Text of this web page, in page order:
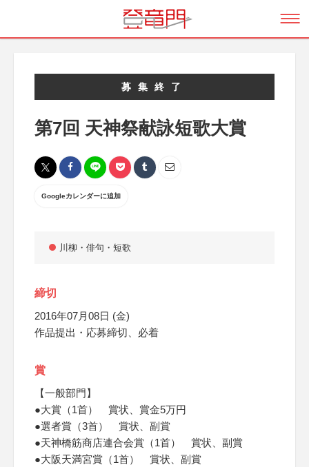
募集終了
第7回 天神祭献詠短歌大賞
Googleカレンダーに追加
川柳・俳句・短歌
締切
2016年07月08日 (金)
作品提出・応募締切、必着
賞
【一般部門】
●大賞（1首） 賞状、賞金5万円
●選者賞（3首） 賞状、副賞
●天神橋筋商店連合会賞（1首） 賞状、副賞
●大阪天満宮賞（1首） 賞状、副賞